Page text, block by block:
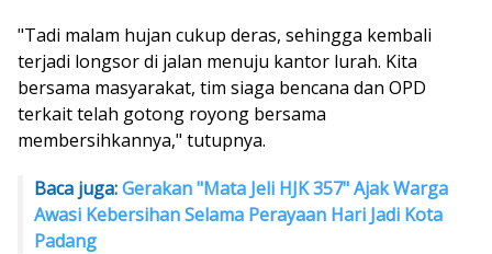
"Tadi malam hujan cukup deras, sehingga kembali
terjadi longsor di jalan menuju kantor lurah. Kita
bersama masyarakat, tim siaga bencana dan OPD
terkait telah gotong royong bersama
membersihkannya," tutupnya.
Baca juga:Gerakan "Mata Jeli HJK 357" Ajak Warga
Awasi Kebersihan Selama Perayaan Hari Jadi Kota
Padang